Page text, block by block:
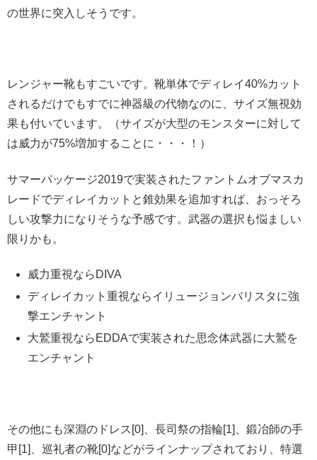
の世界に突入しそうです。
レンジャー靴もすごいです。靴単体でディレイ40%カット
されるだけでもすでに神器級の代物なのに、サイズ無視効
果も付いています。（サイズが大型のモンスターに対して
は威力が75%増加することに・・・！）
サマーパッケージ2019で実装されたファントムオブマスカ
レードでディレイカットと錐効果を追加すれば、おっそろ
しい攻撃力になりそうな予感です。武器の選択も悩ましい
限りかも。
威力重視ならDIVA
ディレイカット重視ならイリュージョンバリスタに強
撃エンチャント
大鷲重視ならEDDAで実装された思念体武器に大鷲を
エンチャント
その他にも深淵のドレス[0]、長司祭の指輪[1]、鍛冶師の手
甲[1]、巡礼者の靴[0]などがラインナップされており、特選